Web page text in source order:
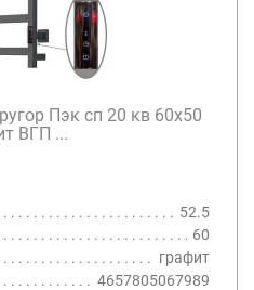
Пэк сп 20 кв 60х50
ВГП ...
52.5
60
графит
4657805067989